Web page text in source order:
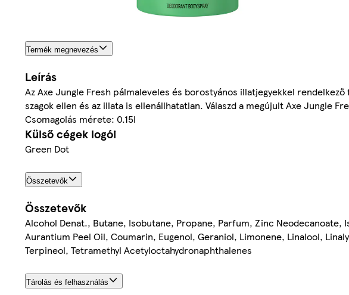
Termék megnevezés
Leírás
Az Axe Jungle Fresh pálmaleveles és borostyános illatjegyekkel
szagok ellen és az illata is ellenállhatatlan. Válaszd a megújult Axe Jungle
Csomagolás mérete: 0.15l
Külső cégek logói
Green Dot
Összetevők
Összetevők
Alcohol Denat., Butane, Isobutane, Propane, Parfum, Zinc
Aurantium Peel Oil, Coumarin, Eugenol, Geraniol, Limonene, Linalool,
Terpineol, Tetramethyl Acetyloctahydronaphthalenes
Tárolás és felhasználás